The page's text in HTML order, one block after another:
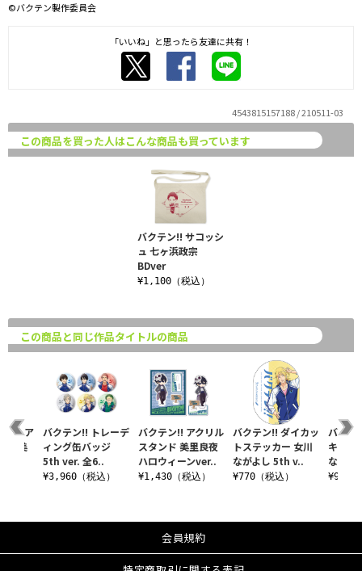
©バクテン製作委員会
「いいね」と思ったら友達に共有！
4543815157188 / 210511-03
この商品を買った人はこんな商品も買っています
バクテン!! サコッシ
ュ 七ヶ浜政宗
BDver
¥1,100（税込）
この商品と同じ作品タイトルの商品
バクテン!! アクリル
スタンド 美里良夜
ハロウィーンver..
¥1,430（税込）
バクテン!! ダイカッ
トステッカー 女川
ながよし 5th v..
¥770（税込）
バクテ
キーホ
ながよ
¥990
ッグア
ド 美
バクテン!! トレーデ
ィング缶バッジ
5th ver. 全6..
¥3,960（税込）
会員規約